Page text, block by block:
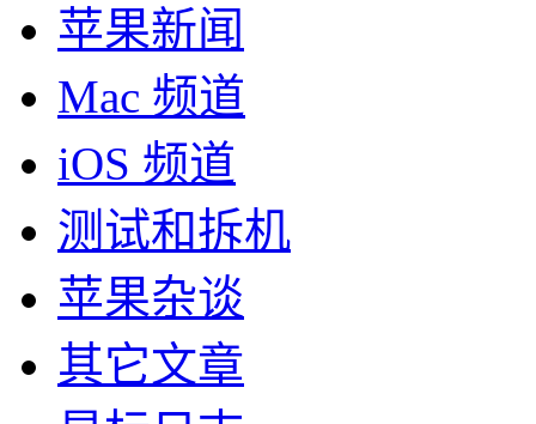
苹果新闻
Mac 频道
iOS 频道
测试和拆机
苹果杂谈
其它文章